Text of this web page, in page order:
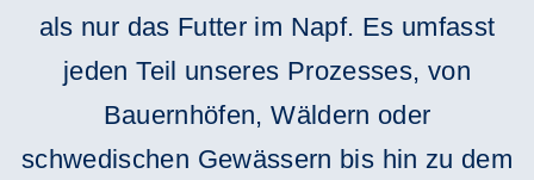
als nur das Futter im Napf. Es umfasst
jeden Teil unseres Prozesses, von
Bauernhöfen, Wäldern oder
schwedischen Gewässern bis hin zu dem